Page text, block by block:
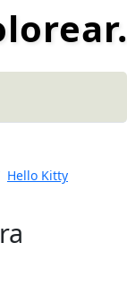
Hello Kitty